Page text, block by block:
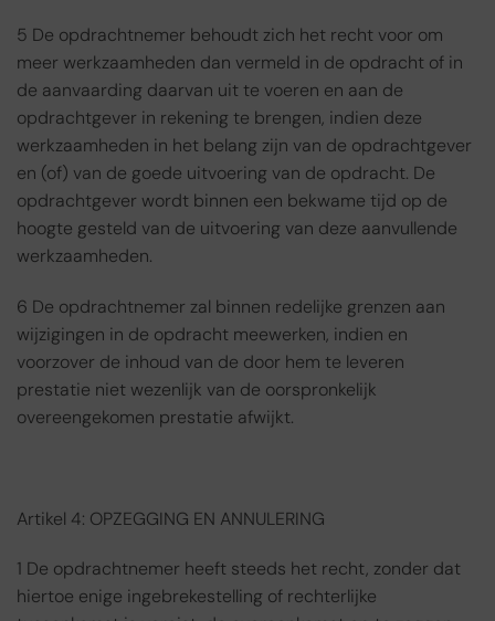
5 De opdrachtnemer behoudt zich het recht voor om
meer werkzaamheden dan vermeld in de opdracht of in
de aanvaarding daarvan uit te voeren en aan de
opdrachtgever in rekening te brengen, indien deze
werkzaamheden in het belang zijn van de opdrachtgever
en (of) van de goede uitvoering van de opdracht. De
opdrachtgever wordt binnen een bekwame tijd op de
hoogte gesteld van de uitvoering van deze aanvullende
werkzaamheden.
6 De opdrachtnemer zal binnen redelijke grenzen aan
wijzigingen in de opdracht meewerken, indien en
voorzover de inhoud van de door hem te leveren
prestatie niet wezenlijk van de oorspronkelijk
overeengekomen prestatie afwijkt.
Artikel 4: OPZEGGING EN ANNULERING
1 De opdrachtnemer heeft steeds het recht, zonder dat
hiertoe enige ingebrekestelling of rechterlijke